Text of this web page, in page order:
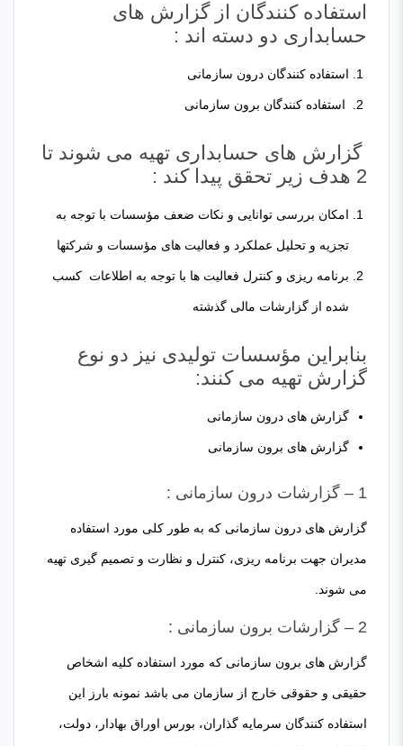
استفاده کنندگان از گزارش های
حسابداری دو دسته اند :
استفاده کنندگان درون سازمانی
استفاده کنندگان برون سازمانی
گزارش های حسابداری تهیه می شوند تا
2 هدف زیر تحقق پیدا کند :
امکان بررسی توانایی و نکات ضعف مؤسسات با توجه به
تجزیه و تحلیل عملکرد و فعالیت های مؤسسات و شرکتها
برنامه ریزی و کنترل فعالیت ها با توجه به اطلاعات کسب
شده از گزارشات مالی گذشته
بنابراین مؤسسات تولیدی نیز دو نوع
گزارش تهیه می کنند:
گزارش های درون سازمانی
گزارش های برون سازمانی
1 – گزارشات درون سازمانی :
گزارش های درون سازمانی که به طور کلی مورد استفاده
مدیران جهت برنامه ریزی، کنترل و نظارت و تصمیم گیری تهیه
می شوند.
2 – گزارشات برون سازمانی :
گزارش های برون سازمانی که مورد استفاده کلیه اشخاص
حقیقی و حقوقی خارج از سازمان می باشد نمونه بارز این
استفاده کنندگان سرمایه گذاران، بورس اوراق بهادار، دولت،